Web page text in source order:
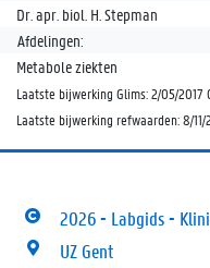
Dr. apr. biol. H. Stepman
Afdelingen:
Metabole ziekten
Laatste bijwerking Glims: 2/05/2017
Laatste bijwerking refwaarden: 8/11/
2026 - Labgids -
UZ Gent